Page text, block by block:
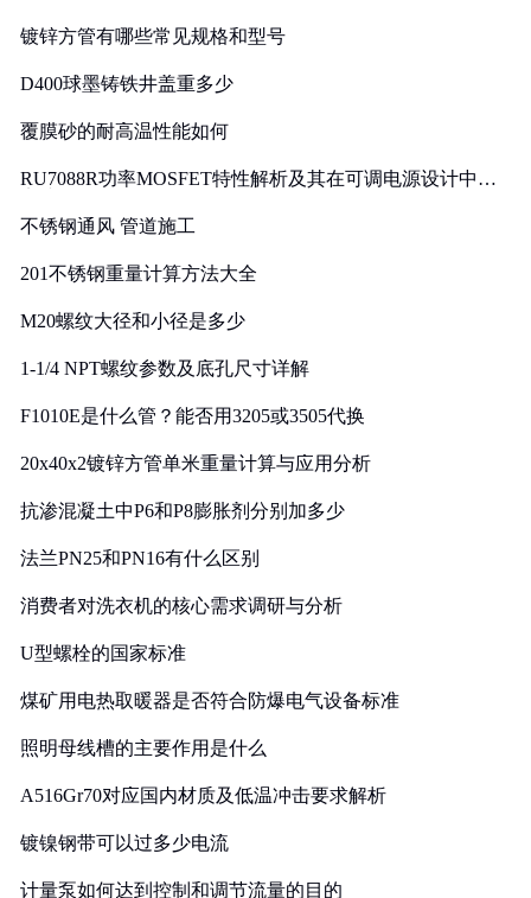
镀锌方管有哪些常见规格和型号
D400球墨铸铁井盖重多少
覆膜砂的耐高温性能如何
RU7088R功率MOSFET特性解析及其在可调电源设计中的
不锈钢通风 管道施工
201不锈钢重量计算方法大全
M20螺纹大径和小径是多少
1-1/4 NPT螺纹参数及底孔尺寸详解
F1010E是什么管？能否用3205或3505代换
20x40x2镀锌方管单米重量计算与应用分析
抗渗混凝土中P6和P8膨胀剂分别加多少
法兰PN25和PN16有什么区别
消费者对洗衣机的核心需求调研与分析
U型螺栓的国家标准
煤矿用电热取暖器是否符合防爆电气设备标准
照明母线槽的主要作用是什么
A516Gr70对应国内材质及低温冲击要求解析
镀镍钢带可以过多少电流
计量泵如何达到控制和调节流量的目的